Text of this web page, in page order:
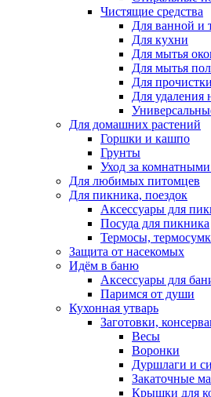
Чистящие средства
Для ванной и
Для кухни
Для мытья
Для мытья
Для
Для удаления
Для домашних растений
Горшки и кашпо
Грунты
Уход за
Для любимых питомцев
Для пикника, поездок
Аксессуары для
Посуда для пикника
Термосы,
Защита от насекомых
Идём в баню
Аксессуары для
Паримся от души
Кухонная утварь
Заготовки,
Весы
Воронки
Дуршлаги и
Закаточные
Крышки для